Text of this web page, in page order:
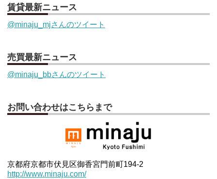
賃貸最新ニュース
@minaju_mjさんのツイート
売買最新ニュース
@minaju_bbさんのツイート
お問い合わせはこちらまで
京都府京都市伏見区御香宮門前町194-2
http://www.minaju.com/